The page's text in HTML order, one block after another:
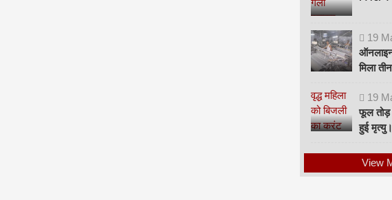
19
मिला
19
फूल तोड़
हुई मृत्यु।
View